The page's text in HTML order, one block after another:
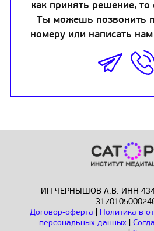
как принять решение, то
Ты можешь позвонить
номеру или написать
ИП ЧЕРНЫШОВ А.В. ИНН
Договор-оферта
Политика в
персональных данных